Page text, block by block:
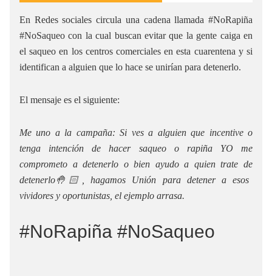
En Redes sociales circula una cadena llamada #NoRapiña
#NoSaqueo con la cual buscan evitar que la gente caiga en
el saqueo en los centros comerciales en esta cuarentena y si
identifican a alguien que lo hace se unirían para detenerlo.
El mensaje es el siguiente:
Me uno a la campaña: Si ves a alguien que incentive o
tenga intención de hacer saqueo o rapiña YO me
comprometo a detenerlo o bien ayudo a quien trate de
detenerlo🤚🏻, hagamos Unión para detener a esos
vividores y oportunistas, el ejemplo arrasa.
#NoRapiña #NoSaqueo